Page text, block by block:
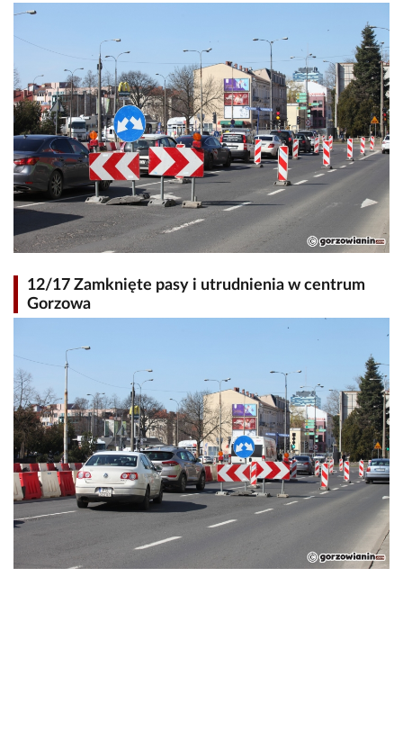
12/17 Zamknięte pasy i utrudnienia w centrum
Gorzowa